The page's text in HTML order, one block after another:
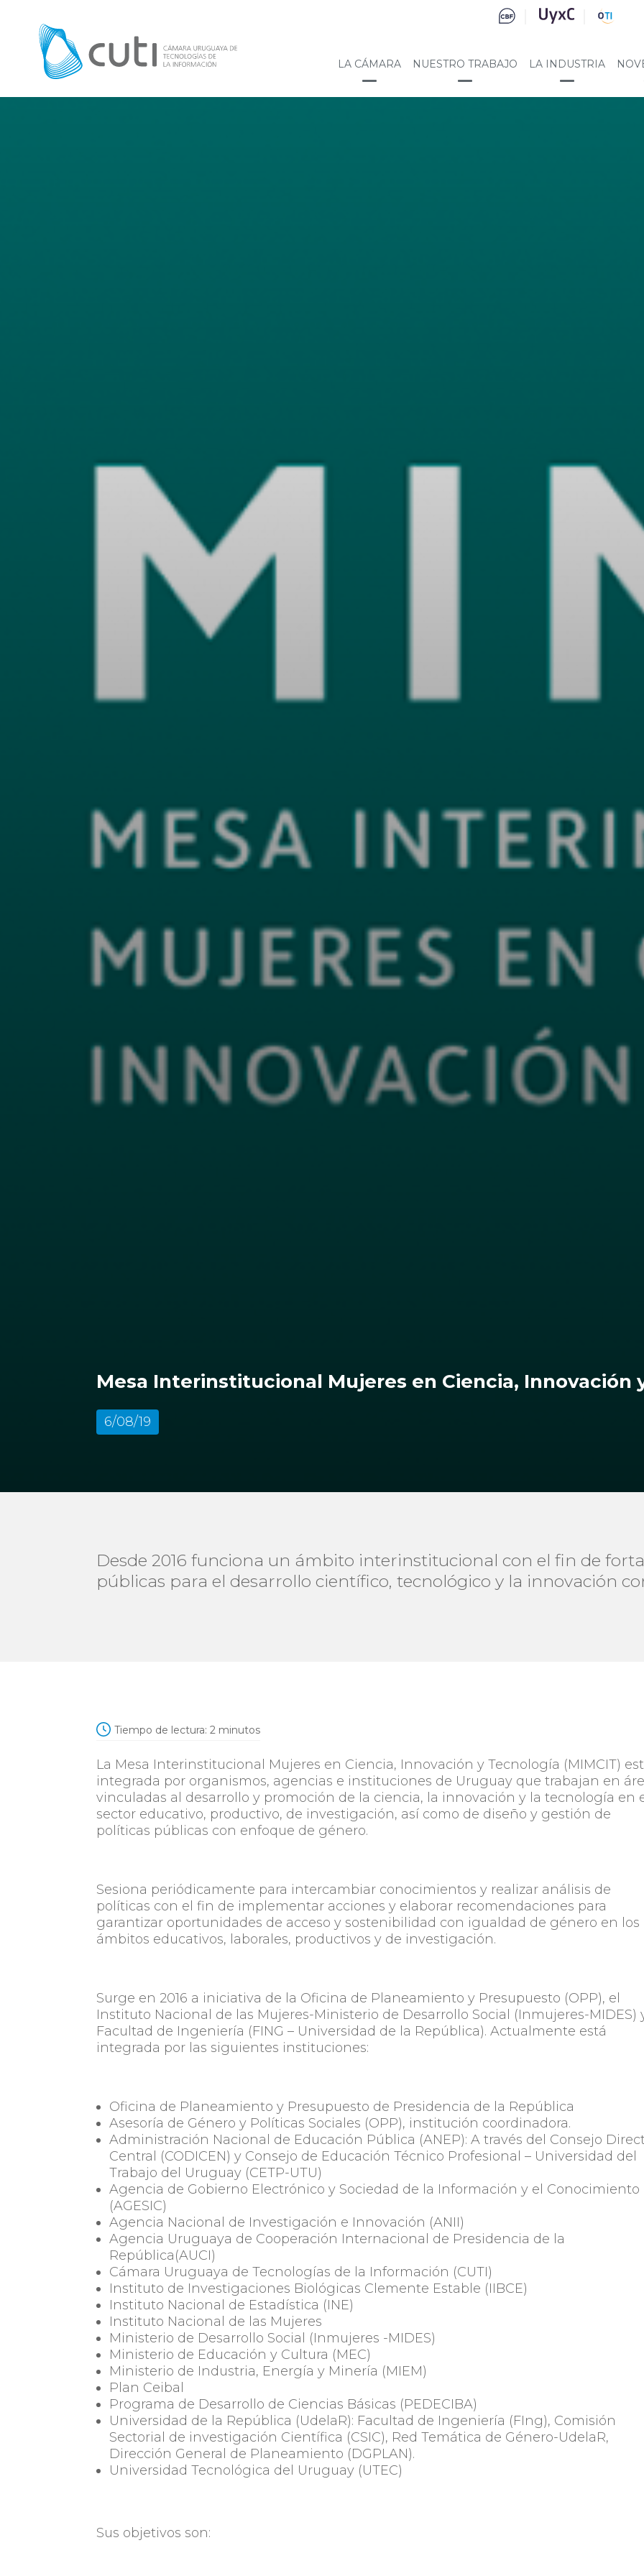
LA CÁMARA NUESTRO TRABAJO LA INDUSTRIA
Mesa Interinstitucional Mujeres en Ciencia, Innovación
6/08/19
Desde 2016 funciona un ámbito interinstitucional con el fin de
públicas para el desarrollo científico, tecnológico y la innovación
Tiempo de lectura: 2 minutos
La Mesa Interinstitucional Mujeres en Ciencia, Innovación y Tecnología (MIMCIT)
integrada por organismos, agencias e instituciones de Uruguay que trabajan en
vinculadas al desarrollo y promoción de la ciencia, la innovación y la tecnología en
sector educativo, productivo, de investigación, así como de diseño y gestión de
políticas públicas con enfoque de género.
Sesiona periódicamente para intercambiar conocimientos y realizar análisis de
políticas con el fin de implementar acciones y elaborar recomendaciones para
garantizar oportunidades de acceso y sostenibilidad con igualdad de género en los
ámbitos educativos, laborales, productivos y de investigación.
Surge en 2016 a iniciativa de la Oficina de Planeamiento y Presupuesto (OPP), el
Instituto Nacional de las Mujeres-Ministerio de Desarrollo Social (Inmujeres-MIDES)
Facultad de Ingeniería (FING – Universidad de la República). Actualmente está
integrada por las siguientes instituciones:
Oficina de Planeamiento y Presupuesto de Presidencia de la República
Asesoría de Género y Políticas Sociales (OPP), institución coordinadora.
Administración Nacional de Educación Pública (ANEP): A través del Consejo
Central (CODICEN) y Consejo de Educación Técnico Profesional – Universidad del
Trabajo del Uruguay (CETP-UTU)
Agencia de Gobierno Electrónico y Sociedad de la Información y el Conocimiento
(AGESIC)
Agencia Nacional de Investigación e Innovación (ANII)
Agencia Uruguaya de Cooperación Internacional de Presidencia de la
República(AUCI)
Cámara Uruguaya de Tecnologías de la Información (CUTI)
Instituto de Investigaciones Biológicas Clemente Estable (IIBCE)
Instituto Nacional de Estadística (INE)
Instituto Nacional de las Mujeres
Ministerio de Desarrollo Social (Inmujeres -MIDES)
Ministerio de Educación y Cultura (MEC)
Ministerio de Industria, Energía y Minería (MIEM)
Plan Ceibal
Programa de Desarrollo de Ciencias Básicas (PEDECIBA)
Universidad de la República (UdelaR): Facultad de Ingeniería (FIng), Comisión
Sectorial de investigación Científica (CSIC), Red Temática de Género-UdelaR,
Dirección General de Planeamiento (DGPLAN).
Universidad Tecnológica del Uruguay (UTEC)
Sus objetivos son: